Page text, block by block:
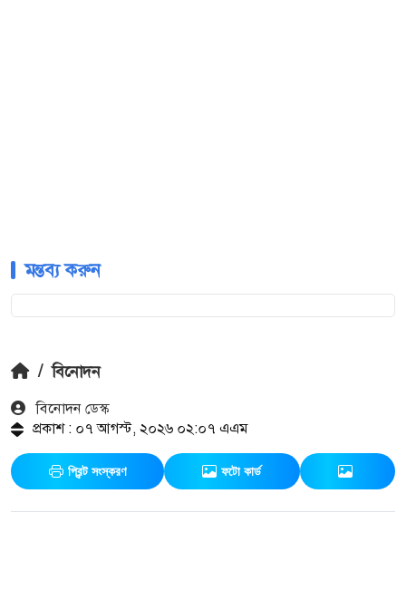
মন্তব্য করুন
/ বিনোদন
বিনোদন ডেস্ক
প্রকাশ : ০৭ আগস্ট, ২০২৬ ০২:০৭ এএম
প্রিন্ট সংস্করণ ফটো কার্ড